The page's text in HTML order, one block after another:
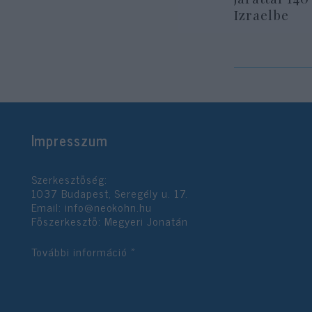
Izraelbe
Impresszum
Szerkesztőség:
1037 Budapest, Seregély u. 17.
Email: info@neokohn.hu
Főszerkesztő: Megyeri Jonatán
További információ »